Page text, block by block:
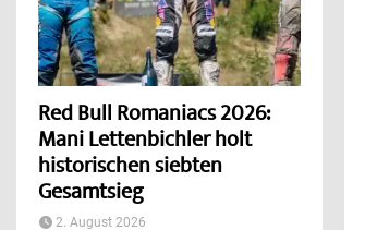
Red Bull Romaniacs 2026:
Mani Lettenbichler holt
historischen siebten
Gesamtsieg
2. August 2026